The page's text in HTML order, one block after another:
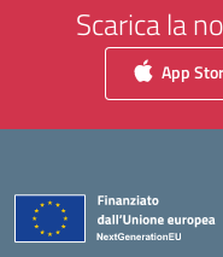
Scarica la
App